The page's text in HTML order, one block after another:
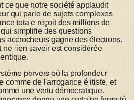
ce que notre société applaudit
qui parle de sujets complexes
totale reçoit des millions de
simplifie des questions
accrocheurs gagne des élections.
ne rien savoir est considérée
pervers où la profondeur
comme de l'arrogance élitiste, et
une vertu démocratique.